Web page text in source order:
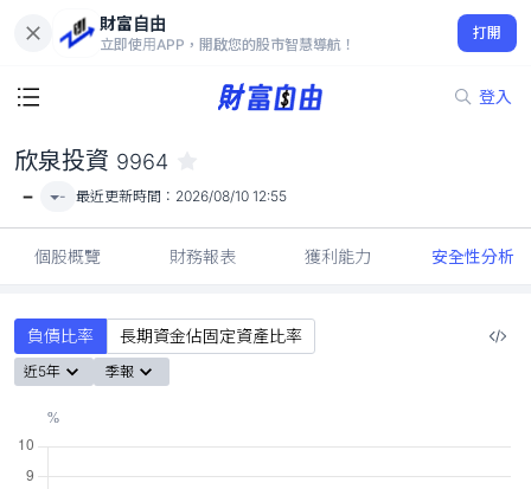
財富自由
立即使用APP，開啟您的股市智慧導航！
打開
登入
-
欣泉投資 9964
- - 最近更新時間： 2026/08/10 12:55
個股概覽 財務報表 獲利能力 安全性分析
負債比率 長期資金佔固定資產比率
近5年 季報